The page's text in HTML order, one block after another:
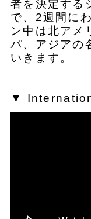
者を決定する
で、2週間に
ン中は北アメ
パ、アジアの
いきます。
▼